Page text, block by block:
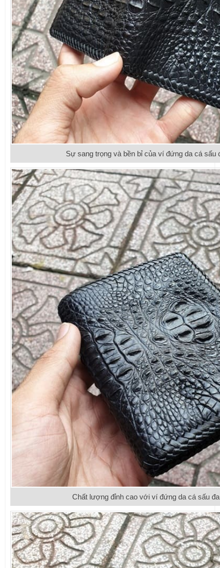
Sự sang trọng và bền bỉ của ví đứng da cá sấu
Chất lượng đỉnh cao với ví đứng da cá sấu